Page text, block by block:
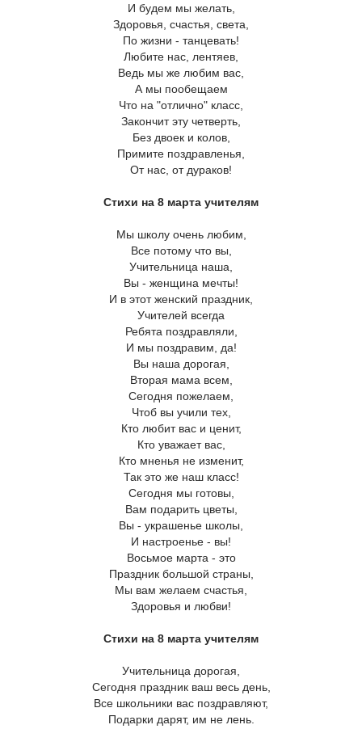
И будем мы желать,
Здоровья, счастья, света,
По жизни - танцевать!
Любите нас, лентяев,
Ведь мы же любим вас,
А мы пообещаем
Что на "отлично" класс,
Закончит эту четверть,
Без двоек и колов,
Примите поздравленья,
От нас, от дураков!
Стихи на 8 марта учителям
Мы школу очень любим,
Все потому что вы,
Учительница наша,
Вы - женщина мечты!
И в этот женский праздник,
Учителей всегда
Ребята поздравляли,
И мы поздравим, да!
Вы наша дорогая,
Вторая мама всем,
Сегодня пожелаем,
Чтоб вы учили тех,
Кто любит вас и ценит,
Кто уважает вас,
Кто мненья не изменит,
Так это же наш класс!
Сегодня мы готовы,
Вам подарить цветы,
Вы - украшенье школы,
И настроенье - вы!
Восьмое марта - это
Праздник большой страны,
Мы вам желаем счастья,
Здоровья и любви!
Стихи на 8 марта учителям
Учительница дорогая,
Сегодня праздник ваш весь день,
Все школьники вас поздравляют,
Подарки дарят, им не лень.